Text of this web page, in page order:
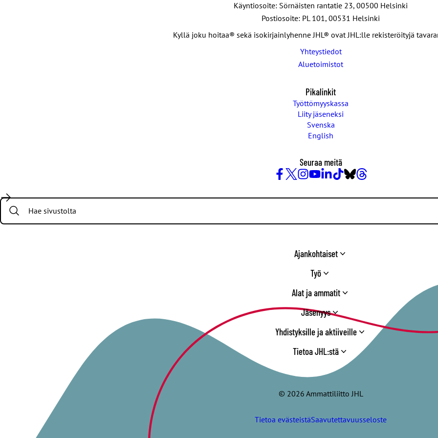
Käyntiosoite: Sörnäisten rantatie 23, 00500 Helsinki
Postiosoite: PL 101, 00531 Helsinki
Kyllä joku hoitaa® sekä isokirjainlyhenne JHL® ovat JHL:lle rekisteröityjä
Yhteystiedot
Aluetoimistot
Pikalinkit
Työttömyyskassa
Liity jäseneksi
Svenska
English
Seuraa meitä
/
Search:
Ajankohtaiset
Työ
Alat ja ammatit
Jäsenyys
Yhdistyksille ja aktiiveille
Tietoa JHL:stä
© 2026 Ammattiliitto JHL
Tietoa evästeistäSaavutettavuusseloste